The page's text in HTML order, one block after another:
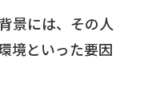
景には、その人
境といった要因